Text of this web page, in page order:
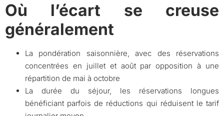
Où l’écart se creuse
généralement
La pondération saisonnière, avec des réservations
concentrées en juillet et août par opposition à une
répartition de mai à octobre
La durée du séjour, les réservations longues
bénéficiant parfois de réductions qui réduisent le tarif